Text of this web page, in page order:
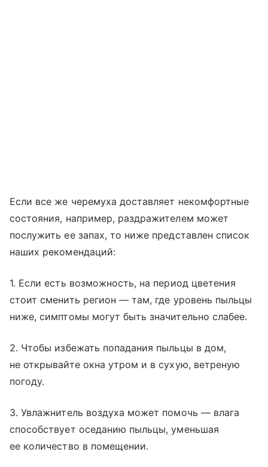
Если все же черемуха доставляет некомфортные
состояния, например, раздражителем может
послужить ее запах, то ниже представлен список
наших рекомендаций:
1. Если есть возможность, на период цветения
стоит сменить регион — там, где уровень пыльцы
ниже, симптомы могут быть значительно слабее.
2. Чтобы избежать попадания пыльцы в дом,
не открывайте окна утром и в сухую, ветреную
погоду.
3. Увлажнитель воздуха может помочь — влага
способствует оседанию пыльцы, уменьшая
ее количество в помещении.